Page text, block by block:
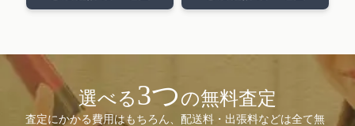
選べる3つの無料査定
査定にかかる費用はもちろん、配送料・出張料などは全て無